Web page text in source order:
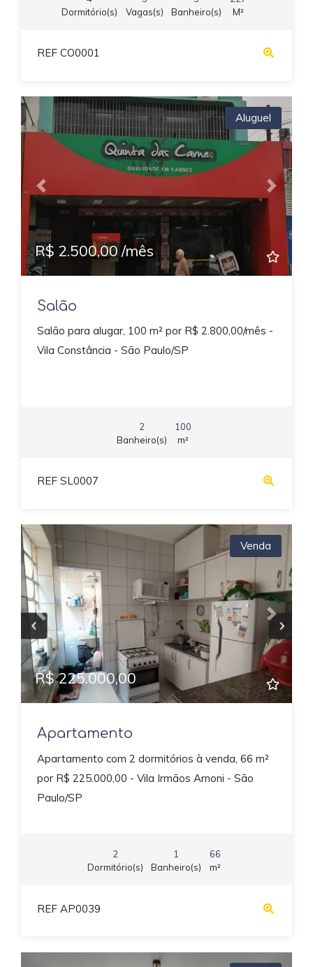
Dormitório(s)
Vagas(s)
Banheiro(s)
M²
REF CO0001
Previous Next
Aluguel
R$ 2.500,00 /mês
Salão
Salão para alugar, 100 m² por R$ 2.800,00/mês -
Vila Constância - São Paulo/SP
2
Banheiro(s)
100
m²
REF SL0007
Previous Next
Venda
R$ 225.000,00
Apartamento
Apartamento com 2 dormitórios à venda, 66 m²
por R$ 225.000,00 - Vila Irmãos Arnoni - São
Paulo/SP
2
Dormitório(s)
1
Banheiro(s)
66
m²
REF AP0039